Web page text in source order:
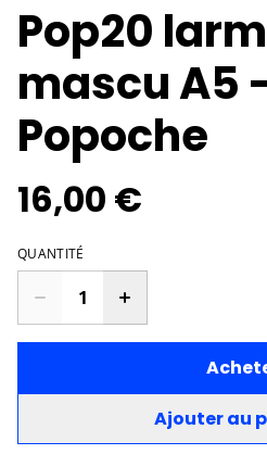
Pop20
mascu A5
Popoche
16,00 €
QUANTITÉ
Ajouter au